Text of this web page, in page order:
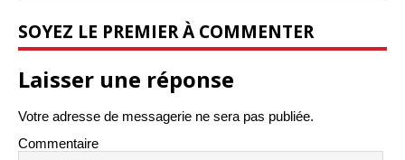
SOYEZ LE PREMIER À COMMENTER
Laisser une réponse
Votre adresse de messagerie ne sera pas publiée.
Commentaire